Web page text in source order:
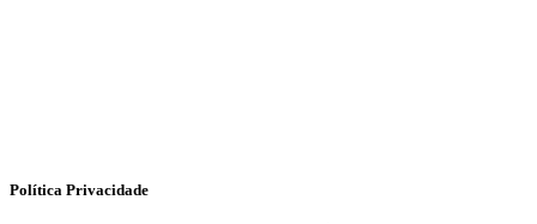
Política Privacidade